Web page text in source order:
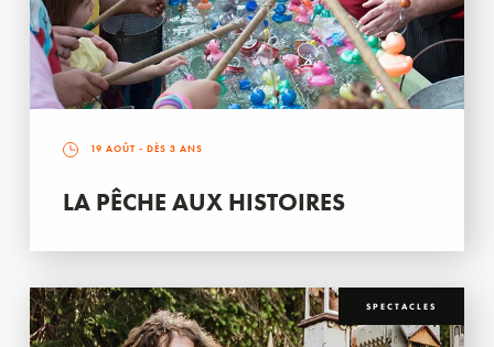
19 AOÛT - DÈS 3 ANS
LA PÊCHE AUX HISTOIRES
SPECTACLES